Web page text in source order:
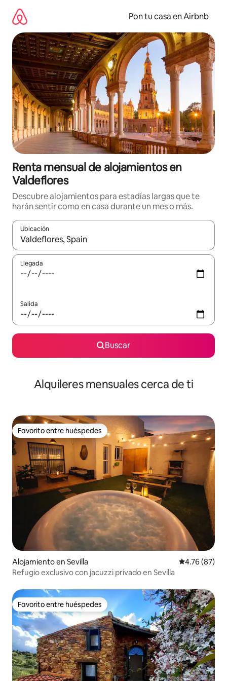
contenido
Pon tu casa en Airbnb
Renta mensual de alojamientos en
Valdeflores
Descubre alojamientos para estadías largas que te
harán sentir como en casa durante un mes o más.
Ubicación
Cuando los resultados estén disponibles, navega con las
Llegada
Salida
Buscar
Alquileres mensuales cerca de ti
Favorito entre huéspedes
Favorito entre huéspedes
Alojamiento en Sevilla Calificación
4.76 (87)
Refugio exclusivo con jacuzzi privado en Sevilla
Favorito entre huéspedes
Favorito entre huéspedes